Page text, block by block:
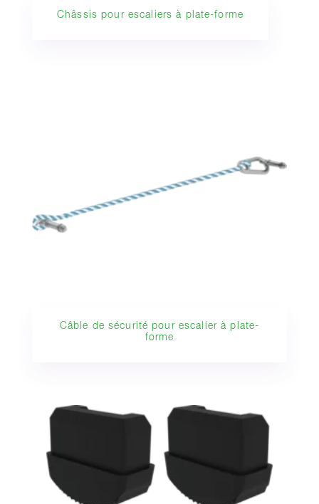
Châssis pour escaliers à plate-forme
Câble de sécurité pour escalier à plate-
forme